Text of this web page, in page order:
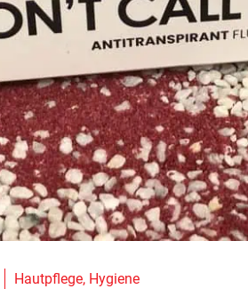
Hautpflege, Hygiene